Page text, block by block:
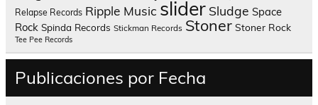
Relapse Records Ripple Music slider Sludge Space
Rock Spinda Records Stickman Records Stoner Stoner Rock
Tee Pee Records
Publicaciones por Fecha